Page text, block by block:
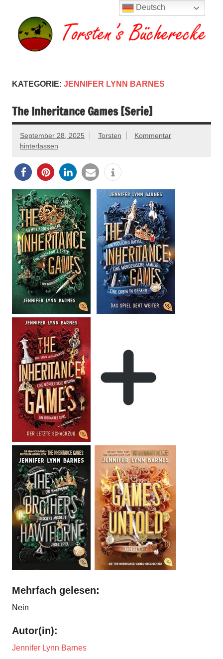
springen
Bücherecke
KATEGORIE: JENNIFER LYNN BARNES
The Inheritance Games [Serie]
September 28, 2025 Torsten
Kommentar
hinterlassen
Mehrfach gelesen:
Nein
Autor(in):
Jennifer Lynn Barnes
Deutsch